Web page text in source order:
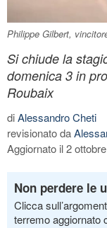
Philippe Gilbert,
Si chiude la
domenica 3 in
Roubaix
diAlessandro Cheti
revisionato da
Aggiornato il 2
Non perdere le
Clicca
terremo aggiornato